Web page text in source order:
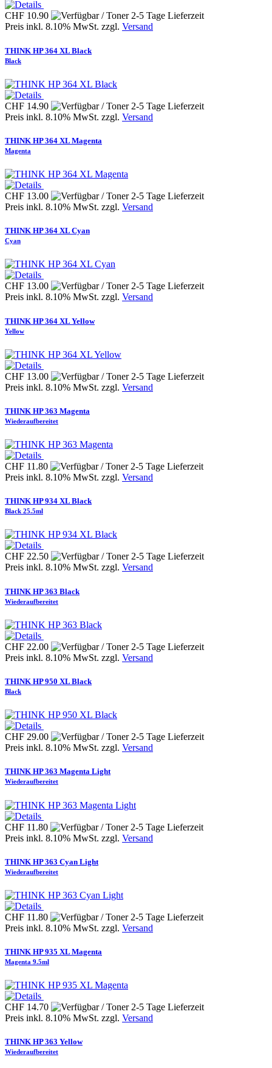
CHF 10.90
Preis inkl. 8.10% MwSt. zzgl. Versand
THINK HP 364 XL Black
Black
CHF 14.90
Preis inkl. 8.10% MwSt. zzgl. Versand
THINK HP 364 XL Magenta
Magenta
CHF 13.00
Preis inkl. 8.10% MwSt. zzgl. Versand
THINK HP 364 XL Cyan
Cyan
CHF 13.00
Preis inkl. 8.10% MwSt. zzgl. Versand
THINK HP 364 XL Yellow
Yellow
CHF 13.00
Preis inkl. 8.10% MwSt. zzgl. Versand
THINK HP 363 Magenta
Wiederaufbereitet
CHF 11.80
Preis inkl. 8.10% MwSt. zzgl. Versand
THINK HP 934 XL Black
Black 25.5ml
CHF 22.50
Preis inkl. 8.10% MwSt. zzgl. Versand
THINK HP 363 Black
Wiederaufbereitet
CHF 22.00
Preis inkl. 8.10% MwSt. zzgl. Versand
THINK HP 950 XL Black
Black
CHF 29.00
Preis inkl. 8.10% MwSt. zzgl. Versand
THINK HP 363 Magenta Light
Wiederaufbereitet
CHF 11.80
Preis inkl. 8.10% MwSt. zzgl. Versand
THINK HP 363 Cyan Light
Wiederaufbereitet
CHF 11.80
Preis inkl. 8.10% MwSt. zzgl. Versand
THINK HP 935 XL Magenta
Magenta 9.5ml
CHF 14.70
Preis inkl. 8.10% MwSt. zzgl. Versand
THINK HP 363 Yellow
Wiederaufbereitet